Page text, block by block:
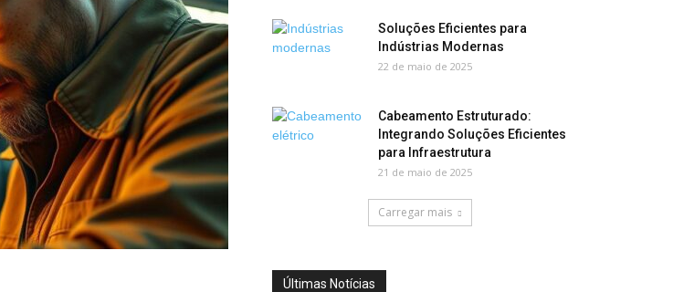
Soluções Eficientes para
Indústrias Modernas
22 de maio de 2025
Cabeamento Estruturado:
Integrando Soluções Eficientes
para Infraestrutura
21 de maio de 2025
Carregar mais
Últimas Notícias